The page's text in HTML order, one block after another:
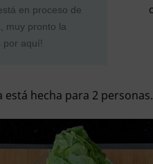
en proceso de
muy pronto la
por aquí!
está hecha para 2 personas.